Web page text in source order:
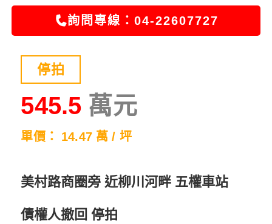
詢問專線：04-22607727
停拍
545.5
單價： 14.47 萬 / 坪
美村路商圈旁 近柳川河畔 五權車站
債權人撤回 停拍